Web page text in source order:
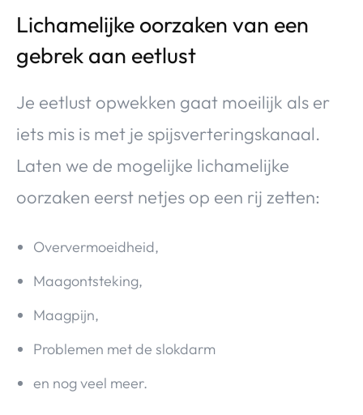
Lichamelijke oorzaken van een
gebrek aan eetlust
Je eetlust opwekken gaat moeilijk als er
iets mis is met je spijsverteringskanaal.
Laten we de mogelijke lichamelijke
oorzaken eerst netjes op een rij zetten:
Oververmoeidheid,
Maagontsteking,
Maagpijn,
Problemen met de slokdarm
en nog veel meer.